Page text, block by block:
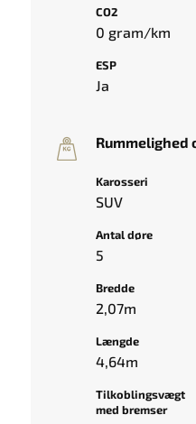
CO2
0 gram/km
ESP
Ja
Rummelighed
Karosseri
SUV
Antal døre
5
Bredde
2,07m
Længde
4,64m
Tilkoblingsvægt
med bremser